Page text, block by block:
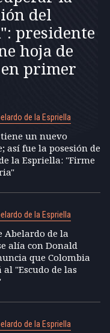
del
presidente
hoja de
primer
de la Espriella
un nuevo
así fue la posesión de
la Espriella: "Firme
de la Espriella
Abelardo de la
alía con Donald
que Colombia
al "Escudo de las
de la Espriella